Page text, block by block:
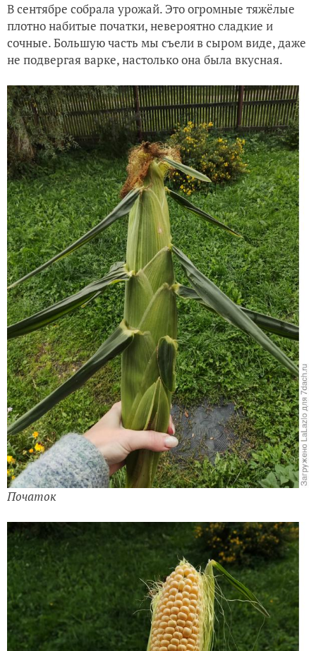
В сентябре собрала урожай. Это огромные тяжёлые
плотно набитые початки, невероятно сладкие и
сочные. Большую часть мы съели в сыром виде, даже
не подвергая варке, настолько она была вкусная.
Початок